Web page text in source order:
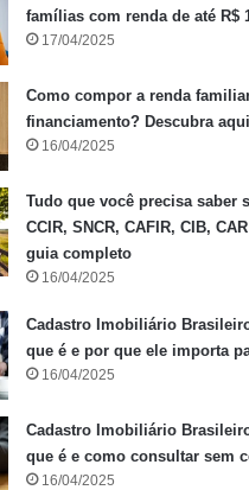
famílias com renda de até R$
17/04/2025
Como compor a renda
financiamento? Descubra
16/04/2025
Tudo que você precisa saber
CCIR, SNCR, CAFIR, CIB,
guia completo
16/04/2025
Cadastro Imobiliário
que é e por que ele importa
16/04/2025
Cadastro Imobiliário
que é e como consultar sem
16/04/2025